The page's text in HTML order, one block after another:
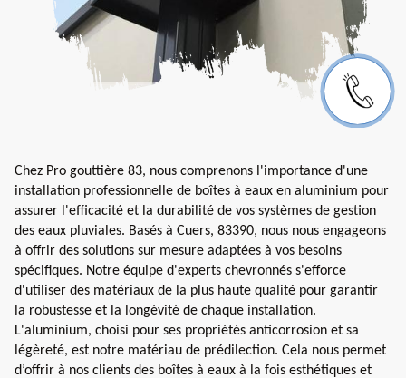
Chez Pro gouttière 83, nous comprenons l'importance d'une
installation professionnelle de boîtes à eaux en aluminium pour
assurer l'efficacité et la durabilité de vos systèmes de gestion
des eaux pluviales. Basés à Cuers, 83390, nous nous engageons
à offrir des solutions sur mesure adaptées à vos besoins
spécifiques. Notre équipe d'experts chevronnés s'efforce
d'utiliser des matériaux de la plus haute qualité pour garantir
la robustesse et la longévité de chaque installation.
L'aluminium, choisi pour ses propriétés anticorrosion et sa
légèreté, est notre matériau de prédilection. Cela nous permet
d’offrir à nos clients des boîtes à eaux à la fois esthétiques et